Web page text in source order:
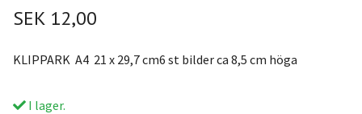
SEK 12,00
KLIPPARK A4 21 x 29,7 cm6 st bilder ca 8,5 cm höga
I lager.